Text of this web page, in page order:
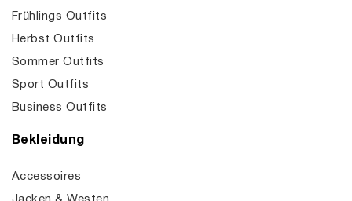
Frühlings Outfits
Herbst Outfits
Sommer Outfits
Sport Outfits
Business Outfits
Bekleidung
Accessoires